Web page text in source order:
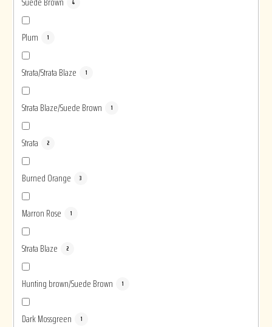
4
Plum 1
Strata/Strata Blaze 1
Strata Blaze/Suede Brown 1
Strata 2
Burned Orange 3
Marron Rose 1
Strata Blaze 2
Hunting brown/Suede Brown 1
Dark Mossgreen 1